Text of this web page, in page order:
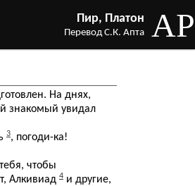
Пир, Платон
Перевод С.К. Апта AP
На днях,
знакомый увидал
3, погоди-ка!
чтобы
Алкивиад 4 и другие,